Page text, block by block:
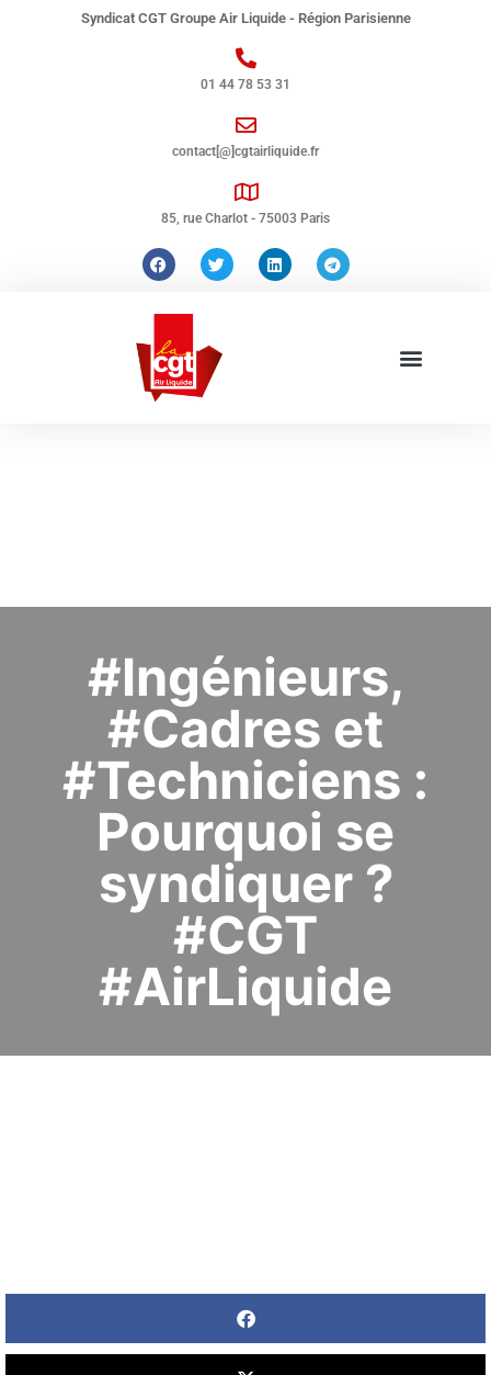
Syndicat CGT Groupe Air Liquide - Région Parisienne
01 44 78 53 31
contact[@]cgtairliquide.fr
85, rue Charlot - 75003 Paris
#Ingénieurs,
#Cadres et
#Techniciens :
Pourquoi se
syndiquer ?
#CGT
#AirLiquide